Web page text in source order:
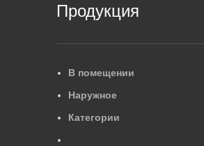
Продукция
В помещении
Наружное
Категории